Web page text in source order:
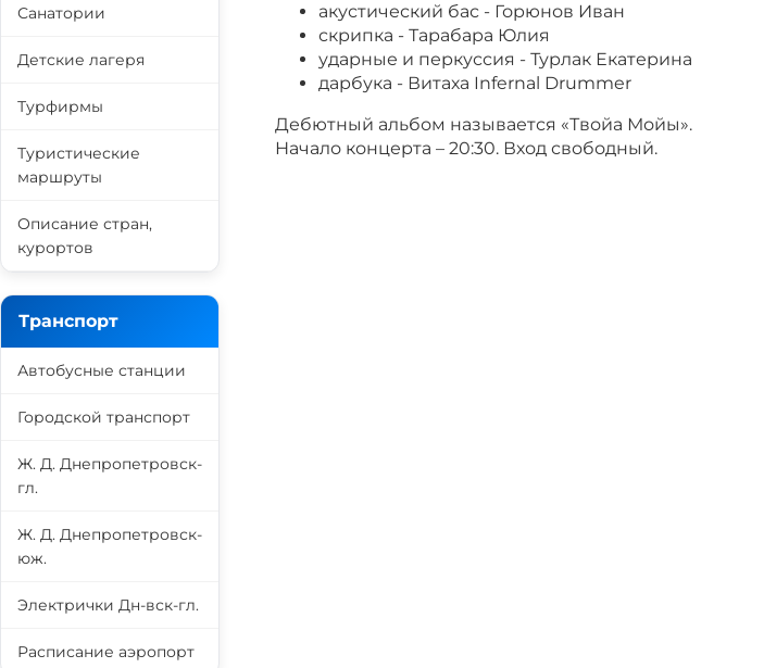
акустический бас - Горюнов Иван
скрипка - Тарабара Юлия
ударные и перкуссия - Турлак Екатерина
дарбука - Витаха Infernal Drummer
Дебютный альбом называется «Твойа Мойы».
Начало концерта – 20:30. Вход свободный.
Санатории
Детские лагеря
Турфирмы
Туристические
маршруты
Описание стран,
курортов
Транспорт
Автобусные станции
Городской транспорт
Ж. Д. Днепропетровск-
гл.
Ж. Д. Днепропетровск-
юж.
Электрички Дн-вск-гл.
Расписание аэропорт